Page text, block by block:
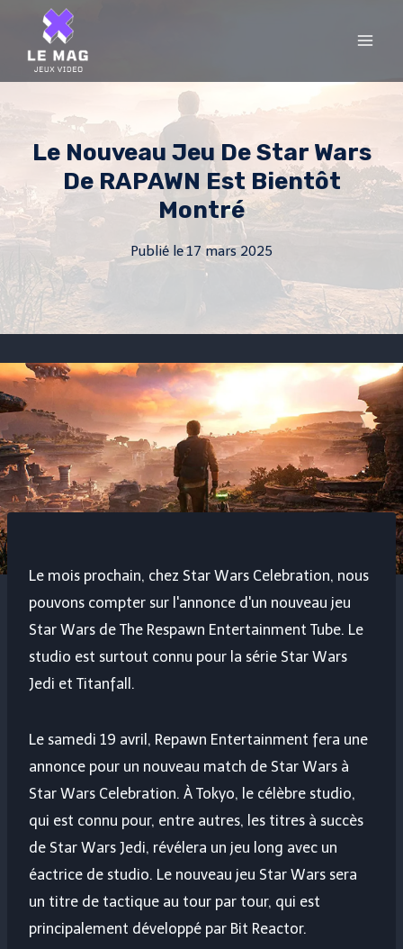
content
Le Nouveau Jeu De Star Wars
De RAPAWN Est Bientôt
Montré
Publié le17 mars 2025
Le mois prochain, chez Star Wars Celebration, nous
pouvons compter sur l'annonce d'un nouveau jeu
Star Wars de The Respawn Entertainment Tube. Le
studio est surtout connu pour la série Star Wars
Jedi et Titanfall.
Le samedi 19 avril, Repawn Entertainment fera une
annonce pour un nouveau match de Star Wars à
Star Wars Celebration. À Tokyo, le célèbre studio,
qui est connu pour, entre autres, les titres à succès
de Star Wars Jedi, révélera un jeu long avec un
éactrice de studio. Le nouveau jeu Star Wars sera
un titre de tactique au tour par tour, qui est
principalement développé par Bit Reactor.